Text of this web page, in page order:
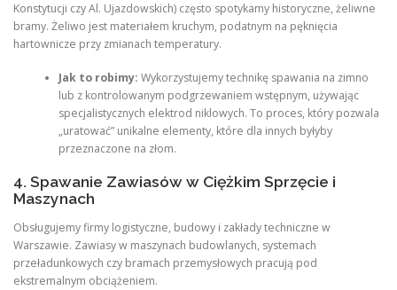
Konstytucji czy Al. Ujazdowskich) często spotykamy historyczne, żeliwne
bramy. Żeliwo jest materiałem kruchym, podatnym na pęknięcia
hartownicze przy zmianach temperatury.
Jak to robimy: Wykorzystujemy technikę spawania na zimno
lub z kontrolowanym podgrzewaniem wstępnym, używając
specjalistycznych elektrod niklowych. To proces, który pozwala
„uratować” unikalne elementy, które dla innych byłyby
przeznaczone na złom.
4. Spawanie Zawiasów w Ciężkim Sprzęcie i
Maszynach
Obsługujemy firmy logistyczne, budowy i zakłady techniczne w
Warszawie. Zawiasy w maszynach budowlanych, systemach
przeładunkowych czy bramach przemysłowych pracują pod
ekstremalnym obciążeniem.